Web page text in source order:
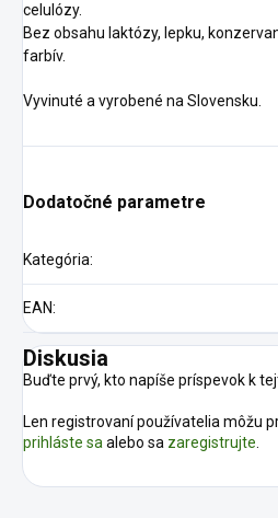
celulózy.
Bez obsahu laktózy, lepku,
farbív.
Vyvinuté a vyrobené na Slovensku.
Dodatočné parametre
Kategória:
EAN:
Diskusia
Buďte prvý, kto napíše príspevok k
Len registrovaní používatelia môžu
prihláste saalebo sa zaregistrujte.